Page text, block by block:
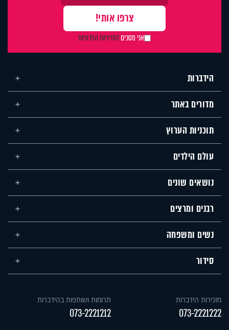
אני מסכיםלמדיניות הפרטיות
הידברות
מדורים באתר
תוכניות הערוץ
עולם הילדים
נושאים שונים
רבנים ומרצים
נשים ומשפחה
סידור
מזכירות הידברות
073-2221222
תרומות ושותפות בהידברות
073-2221212